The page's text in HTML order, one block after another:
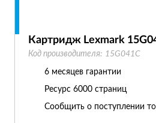
Картридж Lexmark
Код производителя: 15G041C
6 месяцев гарантии
Ресурс 6000 страниц
Сообщить о поступлении